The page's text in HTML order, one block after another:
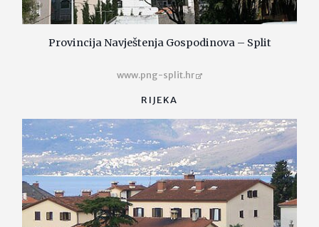
Provincija Navještenja Gospodinova – Split
www.png-split.hr
RIJEKA